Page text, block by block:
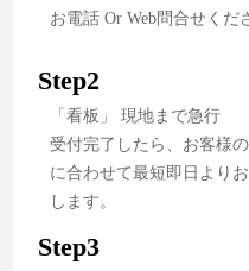
お電話 Or Web問合せくだ
Step2
「看板」 現地まで急行
受付完了したら、お客様
に合わせて最短即日より
します。
Step3